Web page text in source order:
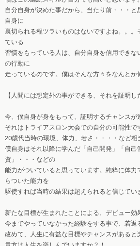
自分自身が決めた事だから、当たり前・・・と
自身に
裏切られる程ツラいものはないですよね。。。
ている
習慣をもっている人は、自分自身を信用できな
の行動に
走っているのです。僕はそんな方々をなんとか
【人間には想定外の事ができる、それを証明し
今、僕自身が身をもって、証明するチャンスが
それはトライアスロン大会での自分の可能性で
20歳代当時の環境、体力、若さ・・・・など相
僕自身はそれ以降に学んだ「自己開発」「自己
資」・・・などの
能力がついていると思っています。純粋に体力
らついた能力を
駆使すれば当時の結果は超えられると信じてい
新たな目標が生まれたことによる、デビュー効
今までやっていなかった経験をする事で、若返
改めて、人生に有益な目標やチャンスがあると